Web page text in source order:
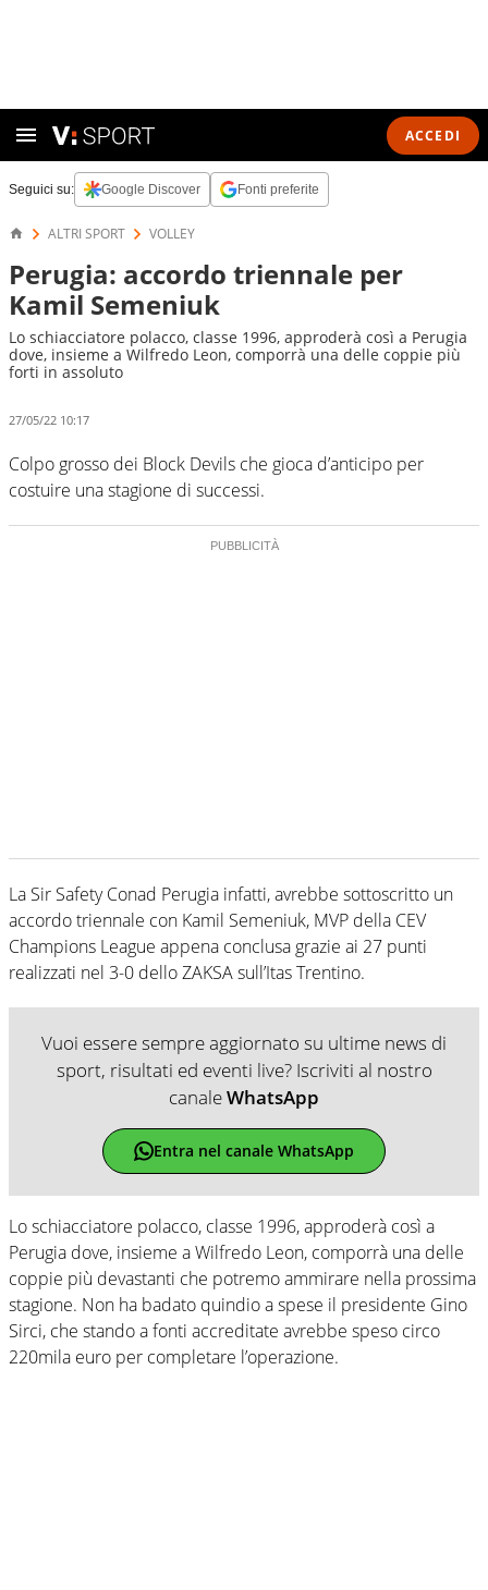
ACCEDI
Seguici su: Google Discover Fonti preferite
ALTRI SPORT VOLLEY
Perugia: accordo triennale per
Kamil Semeniuk
Lo schiacciatore polacco, classe 1996, approderà così a Perugia
dove, insieme a Wilfredo Leon, comporrà una delle coppie più
forti in assoluto
27/05/22 10:17
Colpo grosso dei Block Devils che gioca d’anticipo per
costuire una stagione di successi.
La Sir Safety Conad Perugia infatti, avrebbe sottoscritto un
accordo triennale con Kamil Semeniuk, MVP della CEV
Champions League appena conclusa grazie ai 27 punti
realizzati nel 3-0 dello ZAKSA sull’Itas Trentino.
Vuoi essere sempre aggiornato su ultime news di
sport, risultati ed eventi live? Iscriviti al nostro
canaleWhatsApp
Entra nel canale WhatsApp
Lo schiacciatore polacco, classe 1996, approderà così a
Perugia dove, insieme a Wilfredo Leon, comporrà una delle
coppie più devastanti che potremo ammirare nella prossima
stagione. Non ha badato quindio a spese il presidente Gino
Sirci, che stando a fonti accreditate avrebbe speso circo
220mila euro per completare l’operazione.